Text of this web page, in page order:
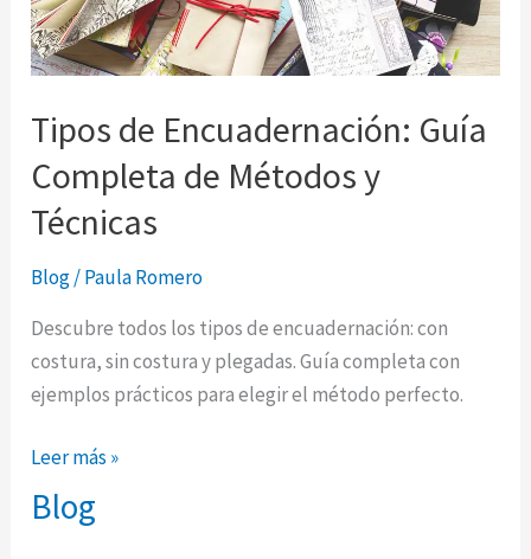
Tipos de Encuadernación: Guía
Completa de Métodos y
Técnicas
Blog/Paula Romero
Descubre todos los tipos de encuadernación: con
costura, sin costura y plegadas. Guía completa con
ejemplos prácticos para elegir el método perfecto.
Completa
de
Técnicas
Leer más »
Blog